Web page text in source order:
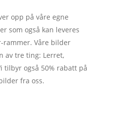
opp på våre egne
som også kan leveres
rammer. Våre bilder
av tre ting: Lerret,
tilbyr også 50% rabatt på
fra oss.